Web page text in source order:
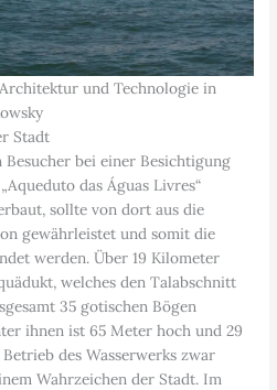
und Technologie in
Stadt
bei einer Besichtigung
das Águas Livres“
sollte von dort aus die
gewährleistet und somit die
werden. Über 19 Kilometer
welches den Talabschnitt
35 gotischen Bögen
ihnen ist 65 Meter hoch und 29
des Wasserwerks zwar
Wahrzeichen der Stadt. Im